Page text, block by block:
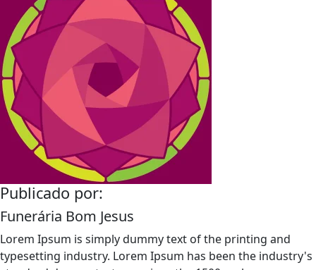
Publicado por:
Funerária Bom Jesus
Lorem Ipsum is simply dummy text of the printing and
typesetting industry. Lorem Ipsum has been the industry's